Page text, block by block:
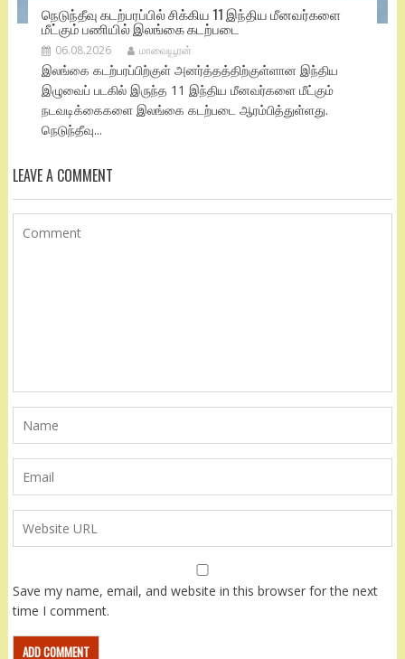
நெடுந்தீவு கடற்பரப்பில் சிக்கிய 11 இந்திய மீனவர்களை
மீட்கும் பணியில் இலங்கை கடற்படை
06.08.2026 மாவையூரன்
இலங்கை கடற்பரப்பிற்குள் அனர்த்தத்திற்குள்ளான இந்திய
இழுவைப் படகில் இருந்த 11 இந்திய மீனவர்களை மீட்கும்
நடவடிக்கைகளை இலங்கை கடற்படை ஆரம்பித்துள்ளது.
நெடுந்தீவு...
LEAVE A COMMENT
Save my name, email, and website in this browser for the next
time I comment.